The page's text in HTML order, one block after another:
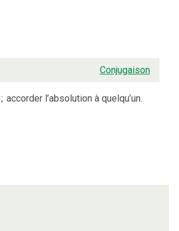
Conjugaison
; accorder l’absolution à quelqu’un.